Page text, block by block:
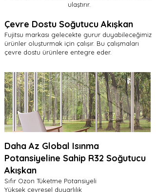
ulaştırır.
Çevre Dostu Soğutucu Akışkan
Fujitsu markası gelecekte gurur duyabileceğimiz
ürünler oluşturmak için çalışır. Bu çalışmaları
çevre dostu ürünlere entegre eder.
Daha Az Global Isınma
Potansiyeline Sahip R32 Soğutucu
Akışkan
Sıfır Ozon Tüketme Potansiyeli
Yüksek çevresel duyarlılık